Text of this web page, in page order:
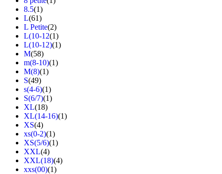
8.5(1)
L(61)
L Petite(2)
L(10-12(1)
L(10-12)(1)
M(58)
m(8-10)(1)
M(8)(1)
S(49)
s(4-6)(1)
S(6/7)(1)
XL(18)
XL(14-16)(1)
XS(4)
xs(0-2)(1)
XS(5/6)(1)
XXL(4)
XXL(18)(4)
xxs(00)(1)